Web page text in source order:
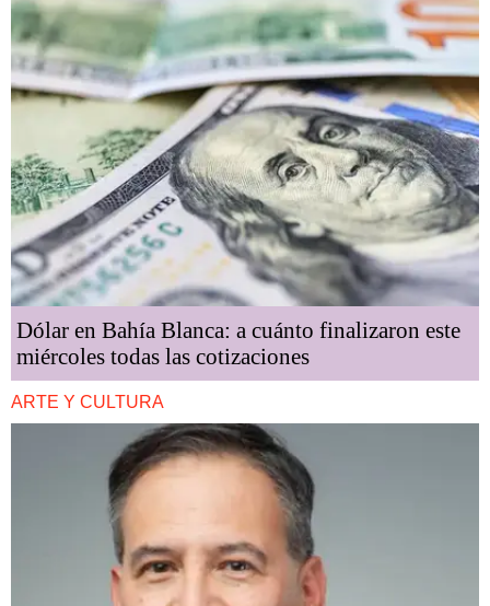
Dólar en Bahía Blanca: a cuánto finalizaron este
miércoles todas las cotizaciones
ARTE Y CULTURA